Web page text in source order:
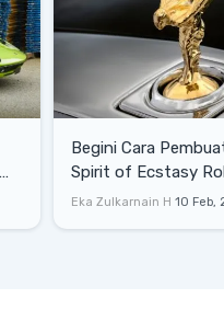
Begini Cara
Spirit of Ecstasy
Eka Zulkarnain H 10 Feb,